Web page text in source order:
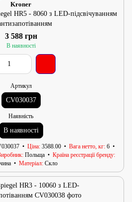
Kroner
HR5 - 8060 з LED-підсвічуванням
3 588 грн
В наявності
Артикул
CV030037
Наявність
В наявності
Ціна 3588.00 Вага нетто, кг 6
Польща
Країна реєстрації бренду
Матеріал Скло